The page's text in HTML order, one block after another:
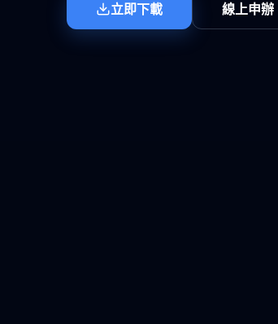
立即下載 線上申辦